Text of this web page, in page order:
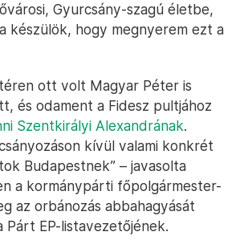
Gyurcsány-szagú életbe,
készülök, hogy megnyerem ezt a
ott volt Magyar Péter is
és odament a Fidesz pultjához
Szentkirályi Alexandrának.
kívül valami konkrét
Budapestnek” – javasolta
a kormánypárti főpolgármester-
az orbánozás abbahagyását
Párt EP-listavezetőjének.